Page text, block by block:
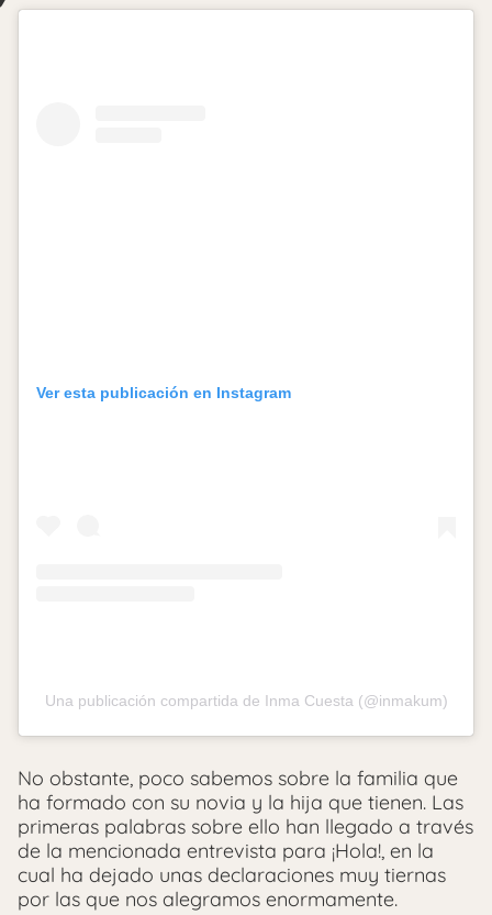
Ver esta publicación en Instagram
Una publicación compartida de Inma Cuesta (@inmakum)
No obstante, poco sabemos sobre la familia que
ha formado con su novia y la hija que tienen. Las
primeras palabras sobre ello han llegado a través
de la mencionada entrevista para ¡Hola!, en la
cual ha dejado unas declaraciones muy tiernas
por las que nos alegramos enormamente.